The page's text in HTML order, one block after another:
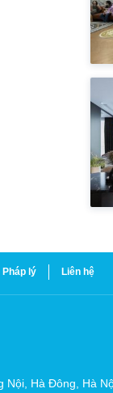
Pháp lý Liên hệ
Nội, Hà Đông, Hà